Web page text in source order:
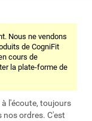
Nous ne vendons
de CogniFit
cours de
la plate-forme de
l'écoute, toujours
ordres. C'est